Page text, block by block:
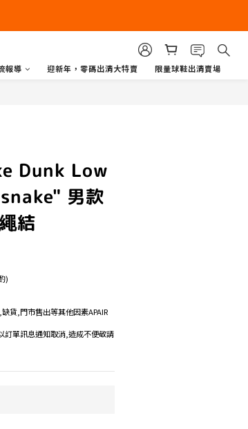
報導 迎新年，零碼出清大特賣 限量球鞋出清賣場
Dunk Low
男款
結
)
貨,門市售出等其他因素APAIR
訂單訊息通知取消,造成不便敬請